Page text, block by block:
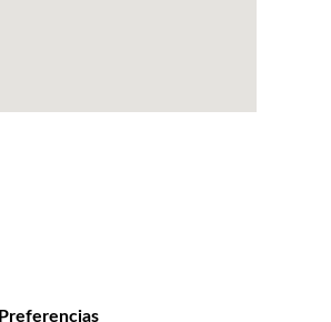
Preferencias